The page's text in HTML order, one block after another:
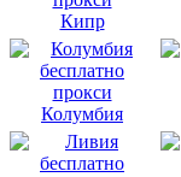
Кипр
Колумбия